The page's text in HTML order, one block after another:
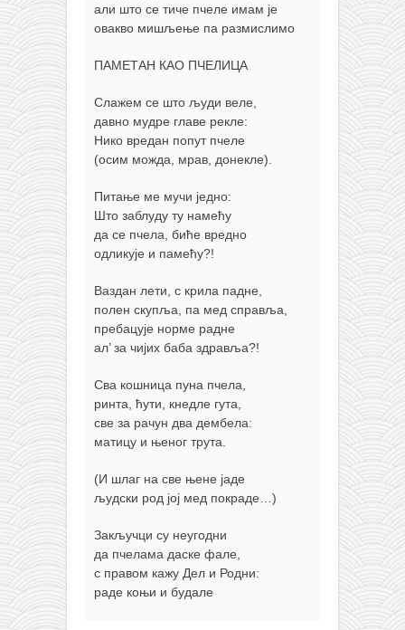
али што се тиче пчеле имам је
овакво мишљење па размислимо
ПАМЕТАН КАО ПЧЕЛИЦА
Слажем се што људи веле,
давно мудре главе рекле:
Нико вредан попут пчеле
(осим можда, мрав, донекле).
Питање ме мучи једно:
Што заблуду ту намећу
да се пчела, биће вредно
одликује и памећу?!
Ваздан лети, с крила падне,
полен скупља, па мед справља,
пребацује норме радне
ал’ за чијих баба здравља?!
Сва кошница пуна пчела,
ринта, ћути, кнедле гута,
све за рачун два дембела:
матицу и њеног трута.
(И шлаг на све њене јаде
људски род јој мед покраде…)
Закључци су неугодни
да пчелама даске фале,
с правом кажу Дел и Родни:
раде коњи и будале